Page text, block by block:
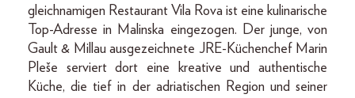
gleichnamigen Restaurant Vila Rova ist eine kulinarische
Top-Adresse in Malinska eingezogen. Der junge, von
Gault & Millau ausgezeichnete JRE-Küchenchef Marin
Pleše serviert dort eine kreative und authentische
Küche, die tief in der adriatischen Region und seiner